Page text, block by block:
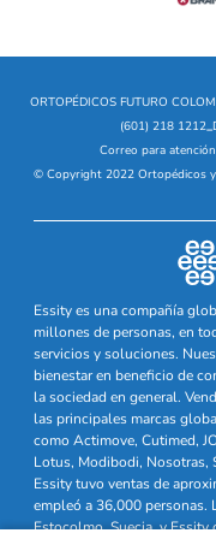
ORTOPÉDICOS FUTURO
(601) 218 1212_
Correo para
© Copyright 2022 Ortopédicos y
Essity es una compañía
millones de personas, en
servicios y soluciones.
bienestar en beneficio de
la sociedad en general.
las principales marcas
como Actimove, Cutimed,
Lotus, Modibodi, Nosotras,
Essity tuvo ventas de
empleó a 36,000 personas.
Estocolmo, Suecia, y